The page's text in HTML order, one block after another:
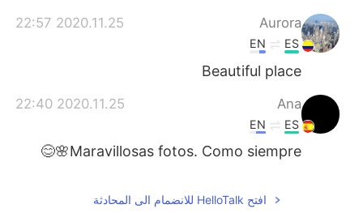
Aurora
2020.11.25 22:57
ES
EN
Beautiful place
Ana
2020.11.25 22:40
ES
EN
Maravillosas fotos. Como siempre🌸😊
افتح HelloTalk للانضمام الى المحادثة